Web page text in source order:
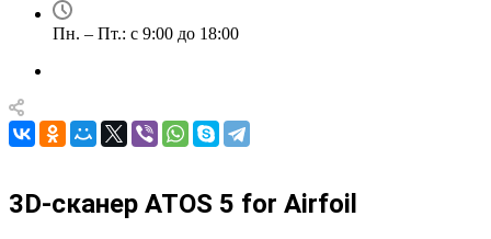
Пн. – Пт.: с 9:00 до 18:00
3D-сканер ATOS 5 for Airfoil